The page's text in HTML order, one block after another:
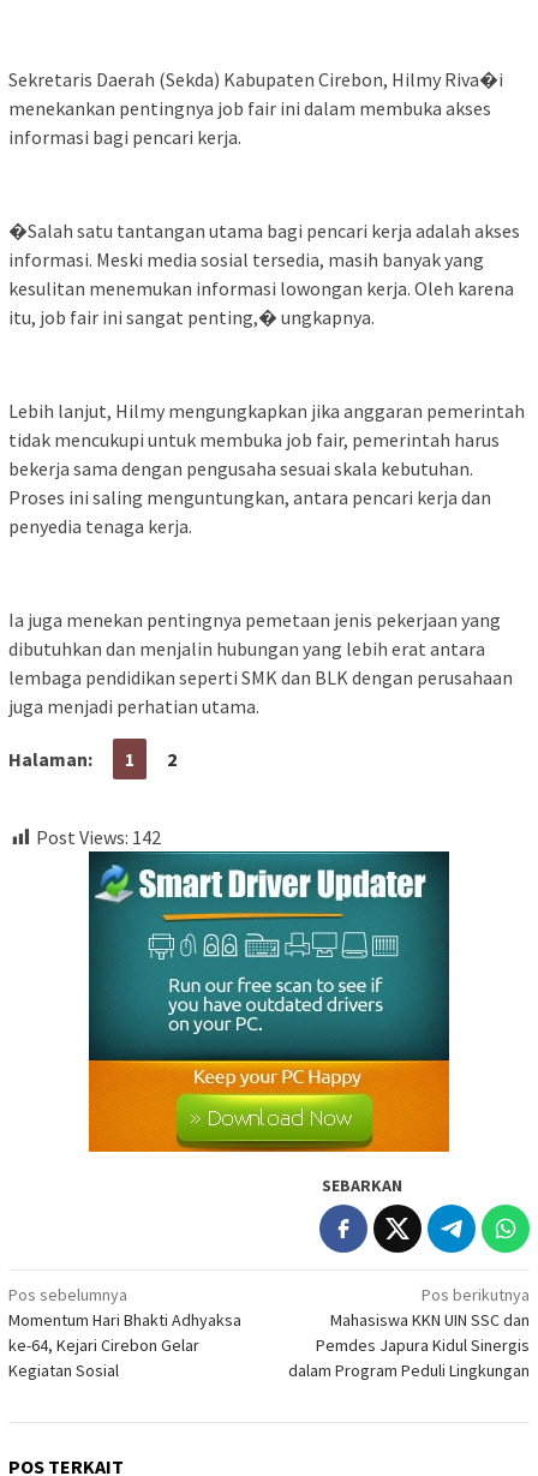
Sekretaris Daerah (Sekda) Kabupaten Cirebon, Hilmy Riva�i
menekankan pentingnya job fair ini dalam membuka akses
informasi bagi pencari kerja.
�Salah satu tantangan utama bagi pencari kerja adalah akses
informasi. Meski media sosial tersedia, masih banyak yang
kesulitan menemukan informasi lowongan kerja. Oleh karena
itu, job fair ini sangat penting,� ungkapnya.
Lebih lanjut, Hilmy mengungkapkan jika anggaran pemerintah
tidak mencukupi untuk membuka job fair, pemerintah harus
bekerja sama dengan pengusaha sesuai skala kebutuhan.
Proses ini saling menguntungkan, antara pencari kerja dan
penyedia tenaga kerja.
Ia juga menekan pentingnya pemetaan jenis pekerjaan yang
dibutuhkan dan menjalin hubungan yang lebih erat antara
lembaga pendidikan seperti SMK dan BLK dengan perusahaan
juga menjadi perhatian utama.
Halaman: 1 2
Post Views: 142
SEBARKAN
Navigasi
pos
Pos sebelumnya
Momentum Hari Bhakti Adhyaksa
ke-64, Kejari Cirebon Gelar
Kegiatan Sosial
Pos berikutnya
Mahasiswa KKN UIN SSC dan
Pemdes Japura Kidul Sinergis
dalam Program Peduli Lingkungan
POS TERKAIT